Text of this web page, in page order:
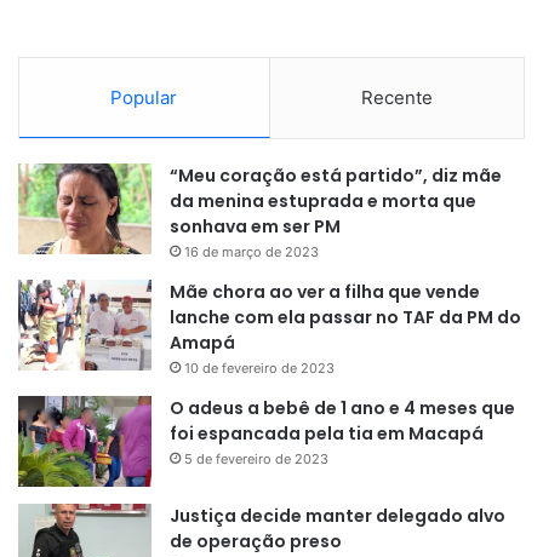
Popular Recente
“Meu coração está partido”, diz mãe
da menina estuprada e morta que
sonhava em ser PM
16 de março de 2023
Mãe chora ao ver a filha que vende
lanche com ela passar no TAF da PM do
Amapá
10 de fevereiro de 2023
O adeus a bebê de 1 ano e 4 meses que
foi espancada pela tia em Macapá
5 de fevereiro de 2023
Justiça decide manter delegado alvo
de operação preso